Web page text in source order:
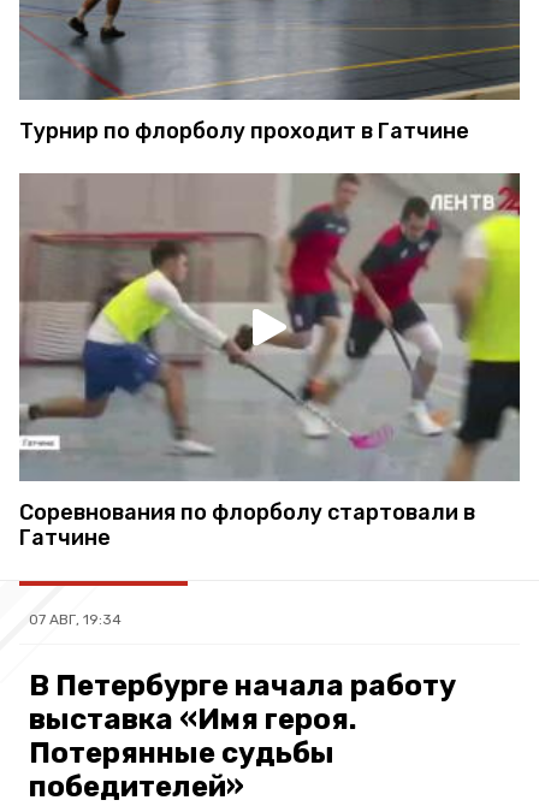
Турнир по флорболу проходит в Гатчине
Соревнования по флорболу стартовали в
Гатчине
07 АВГ, 19:34
В Петербурге начала работу
выставка «Имя героя.
Потерянные судьбы
победителей»